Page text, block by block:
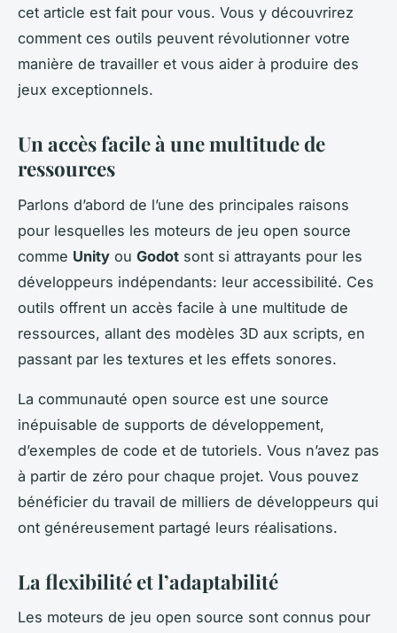
cet article est fait pour vous. Vous y découvrirez
comment ces outils peuvent révolutionner votre
manière de travailler et vous aider à produire des
jeux exceptionnels.
Un accès facile à une multitude de
ressources
Parlons d’abord de l’une des principales raisons
pour lesquelles les moteurs de jeu open source
comme Unity ou Godot sont si attrayants pour les
développeurs indépendants: leur accessibilité. Ces
outils offrent un accès facile à une multitude de
ressources, allant des modèles 3D aux scripts, en
passant par les textures et les effets sonores.
La communauté open source est une source
inépuisable de supports de développement,
d’exemples de code et de tutoriels. Vous n’avez pas
à partir de zéro pour chaque projet. Vous pouvez
bénéficier du travail de milliers de développeurs qui
ont généreusement partagé leurs réalisations.
La flexibilité et l’adaptabilité
Les moteurs de jeu open source sont connus pour